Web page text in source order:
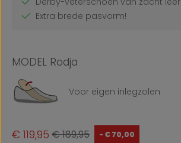
Extra brede pasvorm!
MODEL Rodja
Voor eigen inlegzolen
Verkoopprijs:
€ 119,95 Normale prijs:
€ 189,95 - € 70,00